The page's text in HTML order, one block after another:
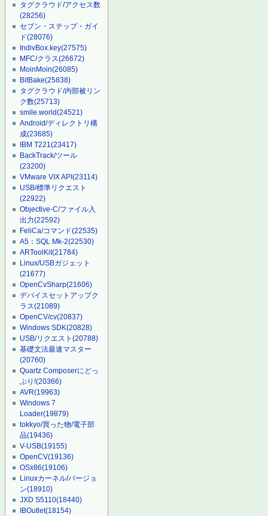
タグクラウド/アクセス数
(28256)
セブン・ステップ・ガイ
ド(28076)
IndivBox.key(27575)
MFC/クラス(26672)
MoinMoin(26085)
BitBake(25838)
タグクラウド/内部被リン
ク数(25713)
smile.world(24521)
Android/ディレクトリ構
成(23685)
IBM T221(23417)
BackTrack/ツール
(23200)
VMware VIX API(23114)
USB/標準リクエスト
(22922)
Objective-C/ファイル入
出力(22592)
FeliCa/コマンド(22535)
A5：SQL Mk-2(22530)
ARToolKit(21784)
Linux/USBガジェット
(21677)
OpenCvSharp(21606)
デバイスセットアップク
ラス(21089)
OpenCV/cv(20837)
Windows SDK(20828)
USB/リクエスト(20788)
基礎文法最速マスター
(20760)
Quartz Composerにどっ
ぷり!(20366)
AVR(19963)
Windows 7
Loader(19879)
tokkyo/買った物/電子部
品(19436)
V-USB(19155)
OpenCV(19136)
OSx86(19106)
Linuxカーネル/バージョ
ン(18910)
JXD S5110(18440)
IBOutlet(18154)